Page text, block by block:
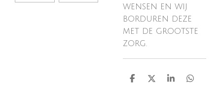
wensen en wij
borduren deze
met de grootste
zorg.
D
D
S
D